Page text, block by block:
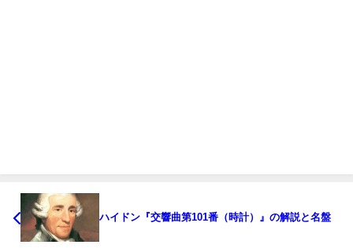
ハイドン『交響曲第101番（時計）』の解説と名盤